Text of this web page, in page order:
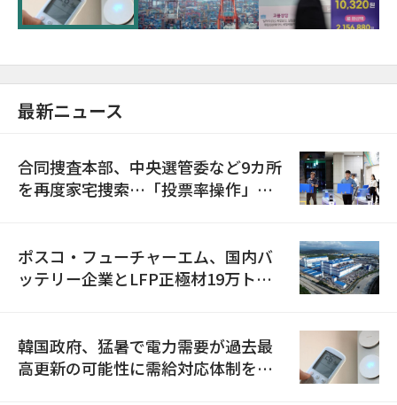
最新ニュース
合同捜査本部、中央選管委など9カ所
を再度家宅捜索…「投票率操作」の
ポスコ・フューチャーエム、国内バ
ッテリー企業とLFP正極材19万トン
韓国政府、猛暑で電力需要が過去最
高更新の可能性に需給対応体制を点